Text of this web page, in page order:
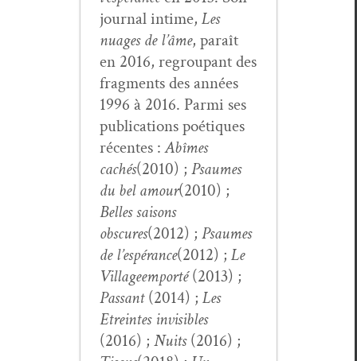
jour­nal intime, Les
nuages de l’âme, paraît
en 2016, regroupant des
frag­ments des années
1996 à 2016. Par­mi ses
pub­li­ca­tions poé­tiques
récentes :Abîmes
cachés(2010) ; Psaumes
du bel amour(2010) ;
Belles saisons
obscures(2012) ; Psaumes
de l’espérance(2012) ; Le
Vil­lageemporté(2013) ;
Pas­sant(2014) ; Les
Etreintes invis­i­bles
(2016) ; Nuits(2016) ;